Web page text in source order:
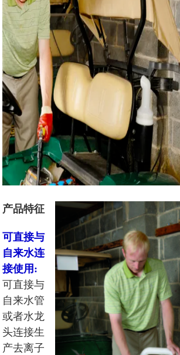
产品特征
可直接与
自来水连
接使用:
可直接与
自来水管
或者水龙
头连接生
产去离子